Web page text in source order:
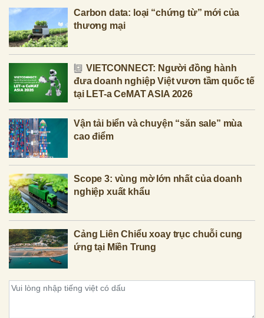
Carbon data: loại “chứng từ” mới của
thương mại
VIETCONNECT: Người đồng hành
đưa doanh nghiệp Việt vươn tầm quốc tế
tại LET-a CeMAT ASIA 2026
Vận tải biển và chuyện “săn sale” mùa
cao điểm
Scope 3: vùng mờ lớn nhất của doanh
nghiệp xuất khẩu
Cảng Liên Chiểu xoay trục chuỗi cung
ứng tại Miền Trung